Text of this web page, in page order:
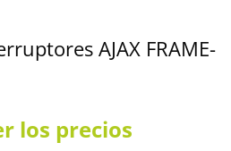
AJAX FRAME-
los precios